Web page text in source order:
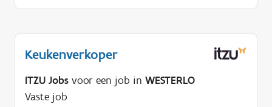
Keukenverkoper
ITZU Jobs voor een job in WESTERLO
Vaste job